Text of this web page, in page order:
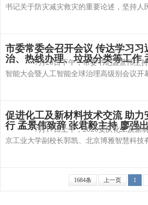
书记关于防灾减灾救灾的重要论述，坚持
市委常委会召开会议 传达学习
治、热线办理、垃圾分类等工作
7月20日下午，市委书记孟景伟主持召
智能大会暨人工智能全球治理高级别会议
促进化工及新材料技术交流 助
行 孟景伟致辞 张君毅主持 廖强
7月17日上午，2026安庆化工及新材料
京工业大学副校长郭凯、北京博雅智慧科
1684条 上一页 1